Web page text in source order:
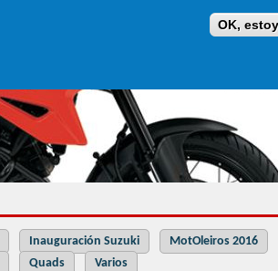
OK,
Inauguración Suzuki
MotOleiros 2016
Quads Varios